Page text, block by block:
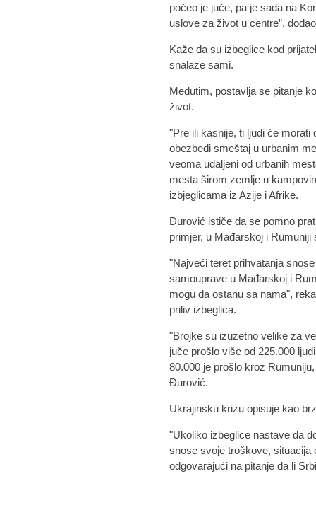
počeo je juče, pa je sada na
uslove za život u centre”,
Kaže da su izbeglice kod
snalaze sami.
Međutim, postavlja se pitanje
život.
"Pre ili kasnije, ti ljudi će
obezbedi smeštaj u urbanim
veoma udaljeni od urbanih
mesta širom zemlje u
izbjeglicama iz Azije i Afrike.
Đurović ističe da se pomno
primjer, u Mađarskoj i
"Najveći teret prihvatanja
samouprave u Mađarskoj i
mogu da ostanu sa nama",
priliv izbeglica.
"Brojke su izuzetno velike za
juče prošlo više od 225.000
80.000 je prošlo kroz
Đurović.
Ukrajinsku krizu opisuje kao
"Ukoliko izbeglice nastave da
snose svoje troškove,
odgovarajući na pitanje da li